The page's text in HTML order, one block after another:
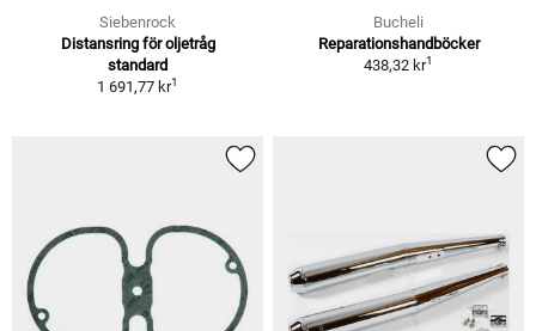
Siebenrock
Distansring för oljetråg
standard
1 691,77 kr1
Bucheli
Reparationshandböcker
438,32 kr1